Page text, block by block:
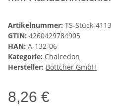
Artikelnummer: TS-Stück-4113
GTIN: 4260429784905
HAN: A-132-06
Kategorie: Chalcedon
Hersteller: Böttcher GmbH
8,26 €